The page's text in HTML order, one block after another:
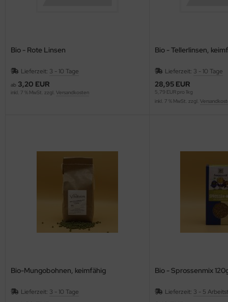
Bio - Rote Linsen
Lieferzeit: 3 - 10 Tage
ab 3,20 EUR
inkl. 7 % MwSt. zzgl. Versandkosten
Bio - Tellerlinsen,
Lieferzeit: 3 - 10 Tage
28,95 EUR
5,79 EUR pro 1kg
inkl. 7 % MwSt. zzgl.
Bio-Mungobohnen, keimfähig
Lieferzeit: 3 - 10 Tage
Bio - Sprossenmix
Lieferzeit: 3 - 5